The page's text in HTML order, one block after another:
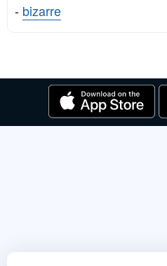
- bizarre